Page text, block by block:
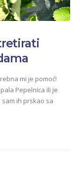
mi je pomoć!
Pepelnica ili je
ih prskao sa